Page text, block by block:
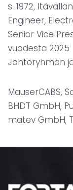
s. 1972,
Engineer,
Senior Vice
vuodesta 2025
Johtoryhmän
MauserCABS,
BHDT GmbH,
matev GmbH,